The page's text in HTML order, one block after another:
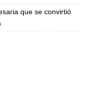
que se convirtió